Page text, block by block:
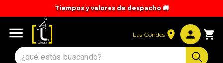
Tiempos y valores de despacho 🚚
Las Condes